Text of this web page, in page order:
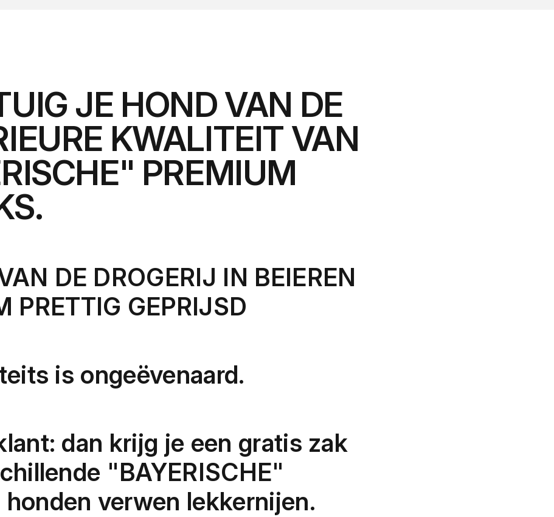
JE HOND VAN DE
KWALITEIT VAN
PREMIUM
DE DROGERIJ IN BEIEREN
PRETTIG GEPRIJSD
is ongeëvenaard.
dan krijg je een gratis zak
"BAYERISCHE"
honden verwen lekkernijen.